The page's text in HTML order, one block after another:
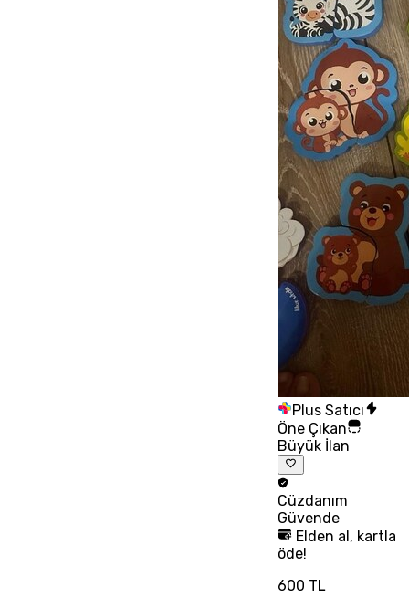
Plus Satıcı
Öne Çıkan
Büyük İlan
Cüzdanım
Güvende
Elden al, kartla
öde!
600 TL